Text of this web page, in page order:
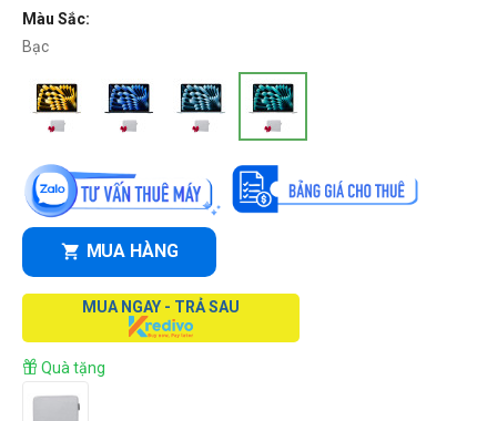
Màu Sắc:
Bạc
MUA HÀNG
MUA NGAY - TRẢ SAU
Quà tặng